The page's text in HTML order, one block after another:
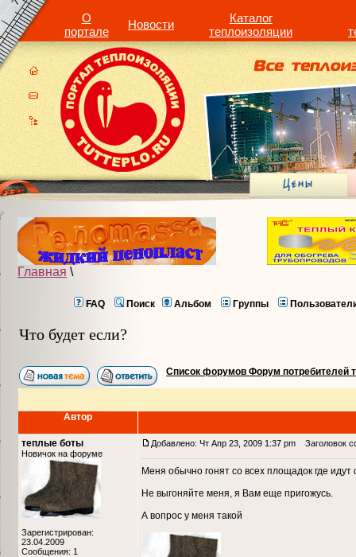
О
портале
Новости
Каталог
теплоизоляции
Главная \
FAQ Поиск Альбом Группы
Что будет если?
Список форумов Форум потребителей
Автор
теплые боты
Новичок на форуме
Зарегистрирован:
23.04.2009
Сообщения: 1
Добавлено: Чт Апр 23, 2009 1:37 pm Заголовок
Меня обычно гонят со всех площадок где
Не выгоняйте меня, я Вам еще пригожусь.
А вопрос у меня такой